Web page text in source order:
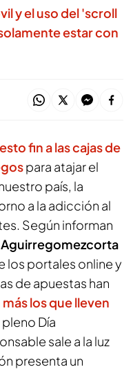
y el uso del 'scroll
estar con
fin a las cajas de
para atajar el
país, la
a la adicción al
Según informan
Aguirregomezcorta
los portales online y
de apuestas han
los que lleven
pleno Día
sale a la luz
presenta un